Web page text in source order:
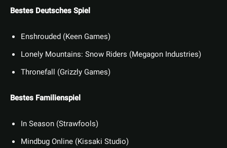
Bestes Deutsches Spiel
Enshrouded (Keen Games)
Lonely Mountains: Snow Riders (Megagon Industries)
Thronefall (Grizzly Games)
Bestes Familienspiel
In Season (Strawfools)
Mindbug Online (Kissaki Studio)